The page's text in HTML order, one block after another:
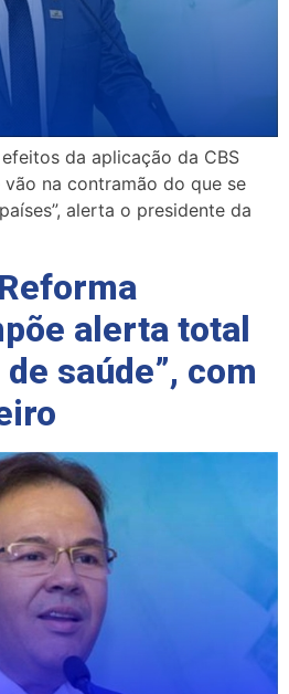
da aplicação da CBS
na contramão do que se
alerta o presidente da
alerta total
saúde”, com